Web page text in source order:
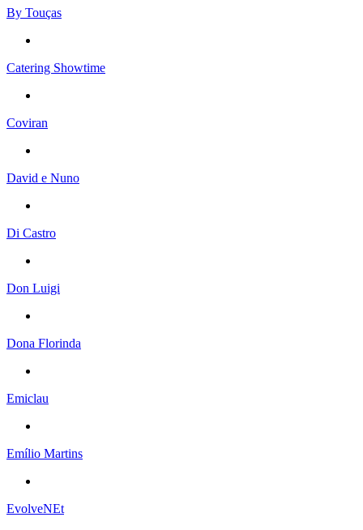
By Touças
Catering Showtime
Coviran
David e Nuno
Di Castro
Don Luigi
Dona Florinda
Emiclau
Emílio Martins
EvolveNEt